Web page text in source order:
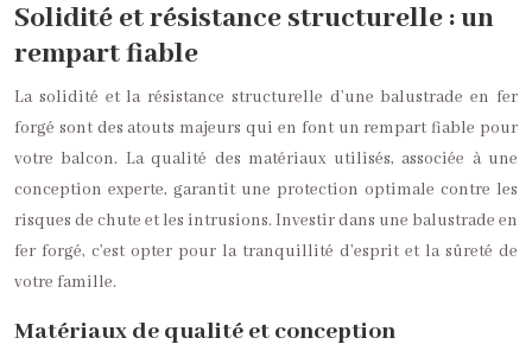
Solidité et résistance structurelle : un
rempart fiable
La solidité et la résistance structurelle d’une balustrade en fer
forgé sont des atouts majeurs qui en font un rempart fiable pour
votre balcon. La qualité des matériaux utilisés, associée à une
conception experte, garantit une protection optimale contre les
risques de chute et les intrusions. Investir dans une balustrade en
fer forgé, c’est opter pour la tranquillité d’esprit et la sûreté de
votre famille.
Matériaux de qualité et conception